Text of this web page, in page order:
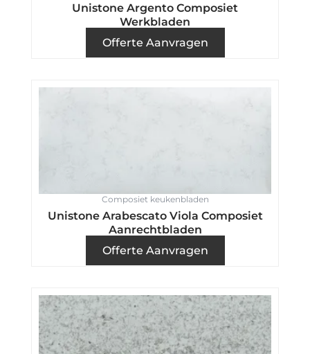
Unistone Argento Composiet
Werkbladen
Offerte Aanvragen
Composiet keukenbladen
Unistone Arabescato Viola Composiet
Aanrechtbladen
Offerte Aanvragen